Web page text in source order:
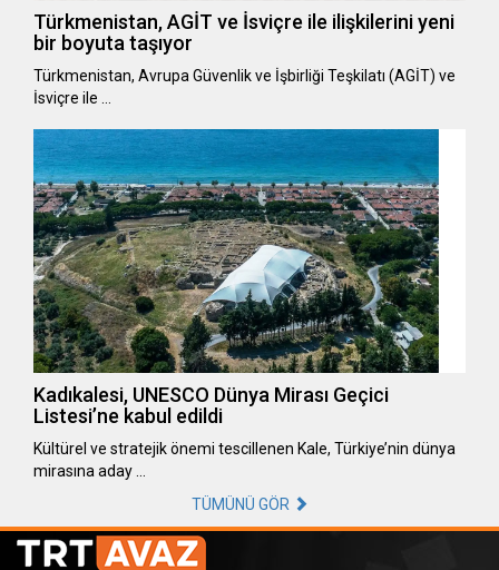
Türkmenistan, AGİT ve İsviçre ile ilişkilerini yeni
bir boyuta taşıyor
Türkmenistan, Avrupa Güvenlik ve İşbirliği Teşkilatı (AGİT) ve
İsviçre ile …
Kadıkalesi, UNESCO Dünya Mirası Geçici
Listesi’ne kabul edildi
Kültürel ve stratejik önemi tescillenen Kale, Türkiye’nin dünya
mirasına aday …
TÜMÜNÜ GÖR